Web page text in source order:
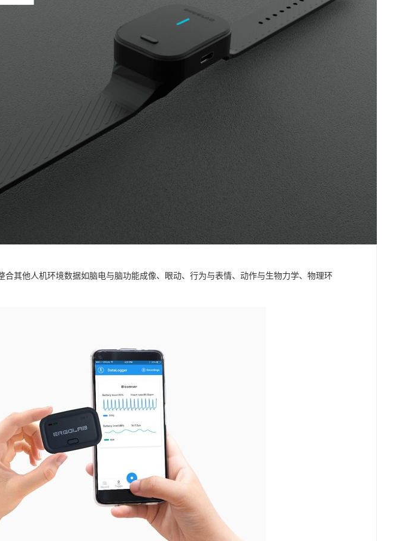
合其他人机环境数据如脑电与脑功能成像、眼动、行为与表情、动作与生物力学、物理环